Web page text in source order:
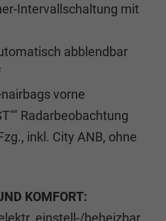
Intervallschaltung mit
abblendbar
vorne
Radarbeobachtung
inkl. City ANB, ohne
KOMFORT:
einstell-/beheizbar